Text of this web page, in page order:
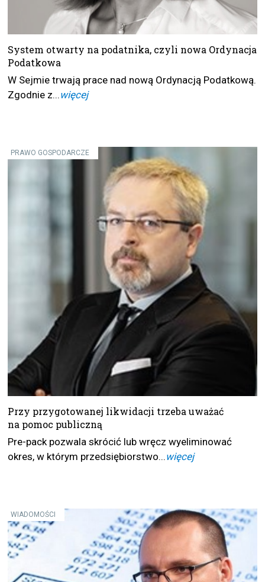
System otwarty na podatnika, czyli nowa Ordynacja
Podatkowa
W Sejmie trwają prace nad nową Ordynacją Podatkową.
Zgodnie z... więcej
PRAWO GOSPODARCZE
Przy przygotowanej likwidacji trzeba uważać
na pomoc publiczną
Pre-pack pozwala skrócić lub wręcz wyeliminować
okres, w którym przedsiębiorstwo...więcej
WIADOMOŚCI